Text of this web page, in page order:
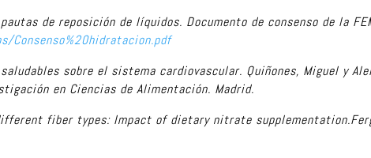
de reposición de líquidos. Documento de consenso de la
Consenso%20hidratacion.pdf
sobre el sistema cardiovascular. Quiñones, Miguel y
en Ciencias de Alimentación. Madrid.
fiber types: Impact of dietary nitrate